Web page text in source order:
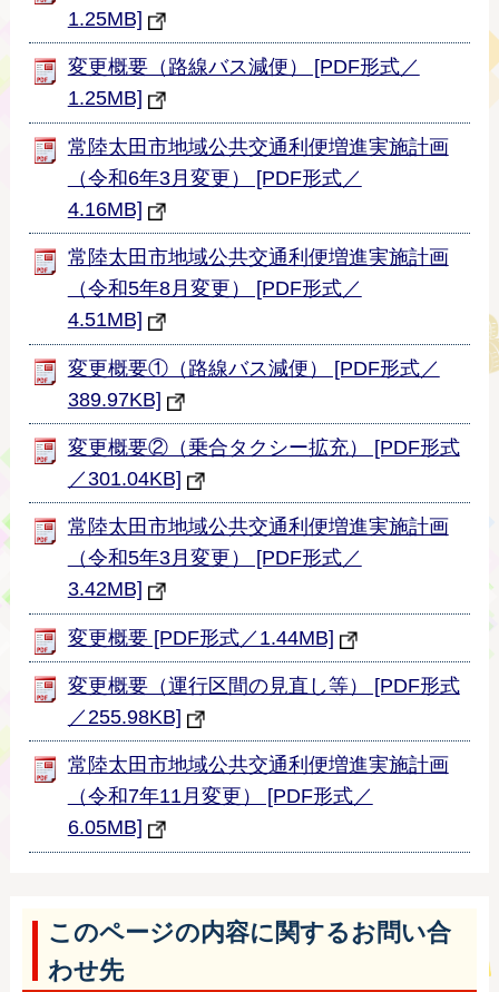
1.25MB]
変更概要（路線バス減便） [PDF形式／
1.25MB]
常陸太田市地域公共交通利便増進実施計画
（令和6年3月変更） [PDF形式／
4.16MB]
常陸太田市地域公共交通利便増進実施計画
（令和5年8月変更） [PDF形式／
4.51MB]
変更概要①（路線バス減便） [PDF形式／
389.97KB]
変更概要②（乗合タクシー拡充） [PDF形式
／301.04KB]
常陸太田市地域公共交通利便増進実施計画
（令和5年3月変更） [PDF形式／
3.42MB]
変更概要 [PDF形式／1.44MB]
変更概要（運行区間の見直し等） [PDF形式
／255.98KB]
常陸太田市地域公共交通利便増進実施計画
（令和7年11月変更） [PDF形式／
6.05MB]
このページの内容に関するお問い合
わせ先